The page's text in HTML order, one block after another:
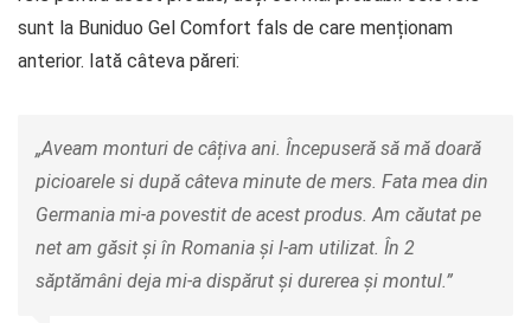
sunt la Buniduo Gel Comfort fals de care menționam
anterior. Iată câteva păreri:
„Aveam monturi de câțiva ani. Începuseră să mă doară
picioarele si după câteva minute de mers. Fata mea din
Germania mi-a povestit de acest produs. Am căutat pe
net am găsit și în Romania și l-am utilizat. În 2
săptămâni deja mi-a dispărut și durerea și montul.”